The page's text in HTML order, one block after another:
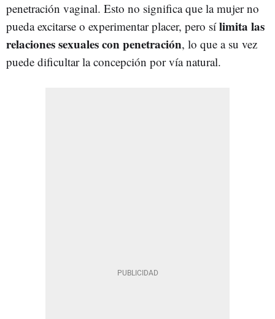
penetración vaginal. Esto no significa que la mujer no
pueda excitarse o experimentar placer, pero sílimita las
relaciones sexuales con penetración, lo que a su vez
puede dificultar la concepción por vía natural.